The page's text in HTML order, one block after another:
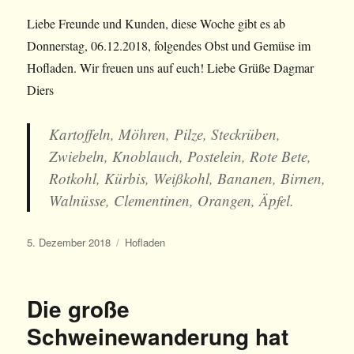
Liebe Freunde und Kunden, diese Woche gibt es ab
Donnerstag, 06.12.2018, folgendes Obst und Gemüse im
Hofladen. Wir freuen uns auf euch! Liebe Grüße Dagmar
Diers
Kartoffeln, Möhren, Pilze, Steckrüben,
Zwiebeln, Knoblauch, Postelein, Rote Bete,
Rotkohl, Kürbis, Weißkohl, Bananen, Birnen,
Walnüsse, Clementinen, Orangen, Äpfel.
Veröffentlicht
5. Dezember 2018 Kategorien
Hofladen
Die große
Schweinewanderung hat